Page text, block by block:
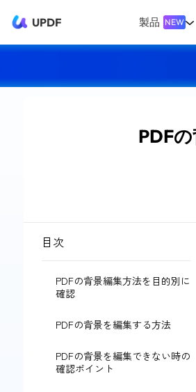
UPDF 製品 NEW
PDF
目次
PDFの背景編集方法を目的別に
確認
PDFの背景を編集する方法
PDFの背景を編集できない時の
確認ポイント